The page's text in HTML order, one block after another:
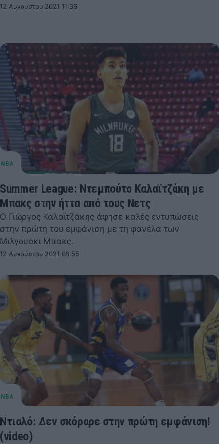
12 Αυγούστου 2021 11:36
Summer League: Ντεμπούτο Καλαϊτζάκη με
Μπακς στην ήττα από τους Νετς
Ο Γιώργος Καλαϊτζάκης άφησε καλές εντυπώσεις
στην πρώτη του εμφάνιση με τη φανέλα των
Μιλγουόκι Μπακς.
12 Αυγούστου 2021 08:55
Ντιαλό: Δεν σκόραρε στην πρώτη εμφάνιση!
(video)